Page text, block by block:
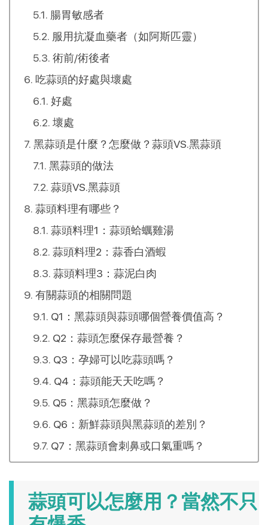
腸胃敏感者
服用抗凝血藥者（如阿斯匹靈）
術前/術後者
吃蒜頭的好處與壞處
好處
壞處
黑蒜頭是什麼？怎麼做？蒜頭VS.黑蒜頭
黑蒜頭的做法
蒜頭VS.黑蒜頭
蒜頭料理有哪些？
蒜頭料理1：蒜頭蛤蠣雞湯
蒜頭料理2：蒜香白酒蝦
蒜頭料理3：蒜泥白肉
有關蒜頭的相關問題
Q1：黑蒜頭與蒜頭哪個營養價值高？
Q2：蒜頭怎麼保存最營養？
Q3：孕婦可以吃蒜頭嗎？
Q4：蒜頭能天天吃嗎？
Q5：黑蒜頭怎麼做？
Q6：新鮮蒜頭與黑蒜頭的差別？
Q7：黑蒜頭會刺鼻或口氣重嗎？
蒜頭可以怎麼用？當然不只